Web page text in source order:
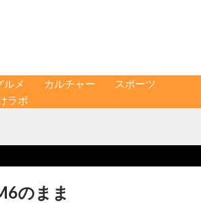
ルメ カルチャー
スポーツ
ラボ
のまま